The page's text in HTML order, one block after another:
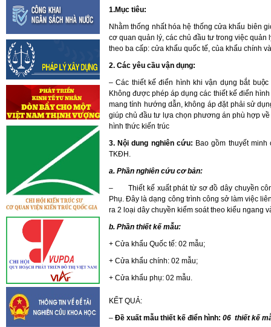
1.Mục tiêu:
Nhằm thống nhất hóa hệ thống cửa khẩu biên
cơ quan quản lý, các chủ đầu tư trong việc
theo ba cấp: cửa khẩu quốc tế, của khẩu chính
2. Các yêu cầu vận dụng:
– Các thiết kế điển hình khi vận dụng bắt
Không được phép áp dụng các thiết kế điển
mang tính hướng dẫn, không áp đặt phải sử
giúp chủ đầu tư lựa chọn phương án phù hợp
hình thức kiến trúc
3. Nội dung nghiên cứu: Bao gồm thuyết
TKĐH.
a. Phần nghiên cứu cơ bản:
– Thiết kế xuất phát từ sơ đồ dây chuyền
Phụ. Đây là dạng công trình công sở làm việc
ra 2 loại dây chuyền kiểm soát theo kiểu ngang
b. Phần thiết kế mẫu:
+ Cửa khẩu Quốc tế: 02 mẫu;
+ Cửa khẩu chính: 02 mẫu;
+ Cửa khẩu phụ: 02 mẫu.
KẾT QUẢ:
– Đề xuất mẫu thiết kế điển hình: 06 thiết kế